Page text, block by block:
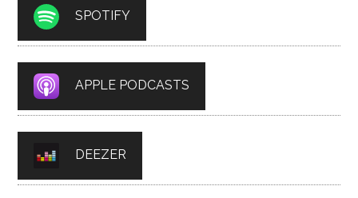
SPOTIFY
APPLE PODCASTS
DEEZER